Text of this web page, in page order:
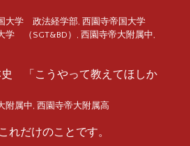
大学 政法経学部, 西園寺帝国大学
学 （SGT&BD） , 西園寺帝大附属中,
史 「こうやって教えてほしか
附属中, 西園寺帝大附属高
れだけのことです。